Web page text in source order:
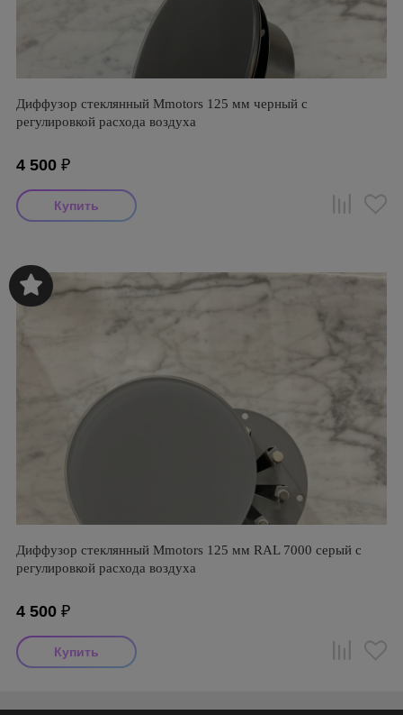
Диффузор стеклянный Mmotors 125 мм черный с
регулировкой расхода воздуха
4 500 ₽
Диффузор стеклянный Mmotors 125 мм RAL 7000 серый с
регулировкой расхода воздуха
4 500 ₽